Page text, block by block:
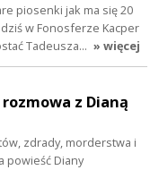
piosenki jak ma się 20
w Fonosferze Kacper
Tadeusza… » więcej
z Dianą
zdrady, morderstwa i
powieść Diany